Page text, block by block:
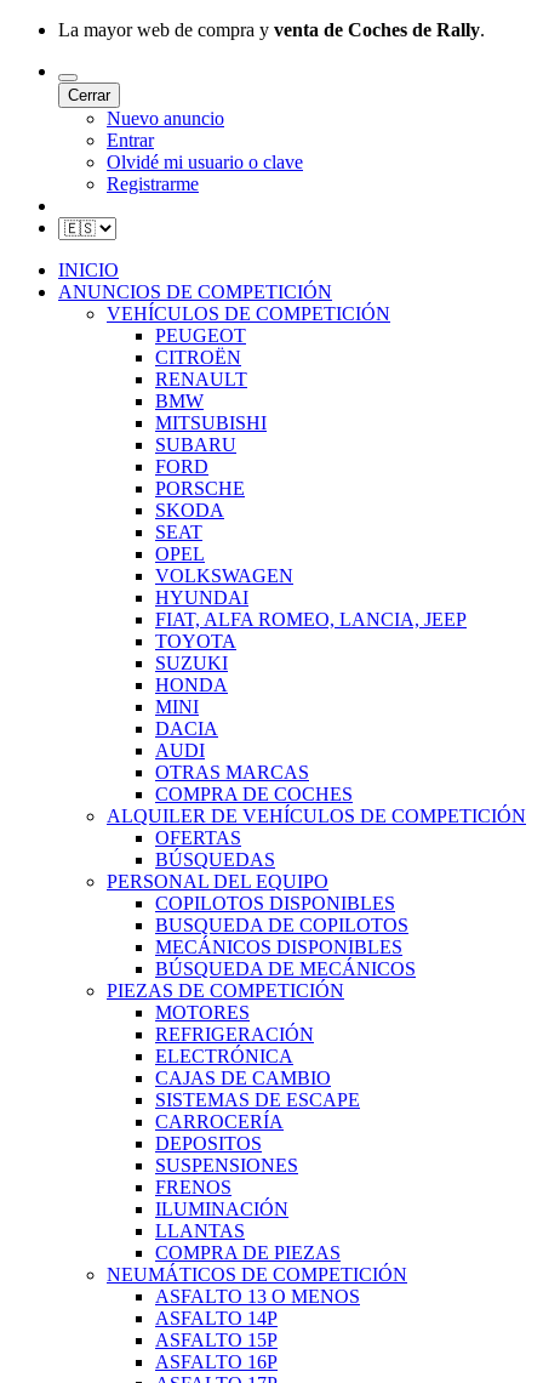
La mayor web de compra y venta de Coches de Rally.
Cerrar
Nuevo anuncio
Entrar
Olvidé mi usuario o clave
Registrarme
INICIO
ANUNCIOS DE COMPETICIÓN
VEHÍCULOS DE COMPETICIÓN
PEUGEOT
CITROËN
RENAULT
BMW
MITSUBISHI
SUBARU
FORD
PORSCHE
SKODA
SEAT
OPEL
VOLKSWAGEN
HYUNDAI
FIAT, ALFA ROMEO, LANCIA, JEEP
TOYOTA
SUZUKI
HONDA
MINI
DACIA
AUDI
OTRAS MARCAS
COMPRA DE COCHES
ALQUILER DE VEHÍCULOS DE COMPETICIÓN
OFERTAS
BÚSQUEDAS
PERSONAL DEL EQUIPO
COPILOTOS DISPONIBLES
BUSQUEDA DE COPILOTOS
MECÁNICOS DISPONIBLES
BÚSQUEDA DE MECÁNICOS
PIEZAS DE COMPETICIÓN
MOTORES
REFRIGERACIÓN
ELECTRÓNICA
CAJAS DE CAMBIO
SISTEMAS DE ESCAPE
CARROCERÍA
DEPOSITOS
SUSPENSIONES
FRENOS
ILUMINACIÓN
LLANTAS
COMPRA DE PIEZAS
NEUMÁTICOS DE COMPETICIÓN
ASFALTO 13 O MENOS
ASFALTO 14P
ASFALTO 15P
ASFALTO 16P